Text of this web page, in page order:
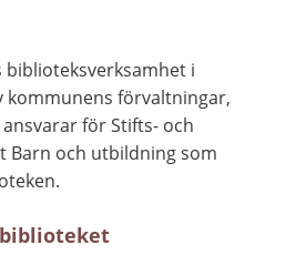
biblioteksverksamhet i
kommunens förvaltningar,
för Stifts- och
Barn och utbildning som